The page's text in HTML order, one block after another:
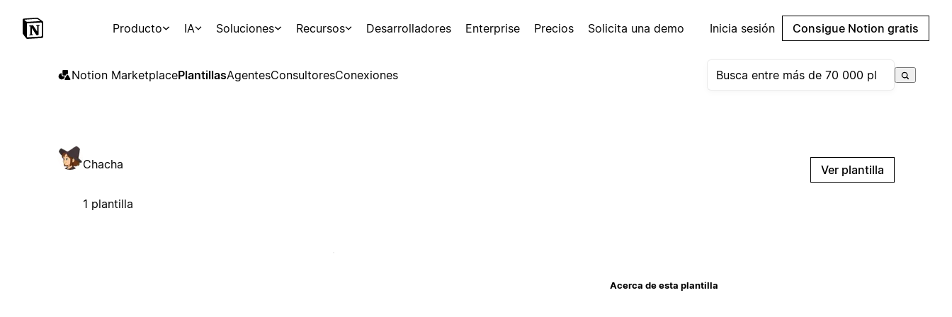
Producto IA Soluciones Recursos Desarrolladores Enterprise Precios Solicita una demo Inicia sesión Consigue Notion gratis
Notion MarketplacePlantillasAgentesConsultoresConexiones
Chacha
1 plantilla
Ver plantilla
Acerca de esta plantilla